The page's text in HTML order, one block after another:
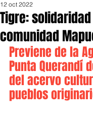
Tigre:
comunidad
12 oct 2022
Previene de la
Punta Querandí
del acervo
pueblos